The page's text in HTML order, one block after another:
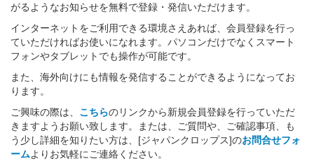
がるようなお知らせを無料で登録・発信いただけます。
インターネットをご利用できる環境さえあれば、会員登録を行っ
ていただければお使いになれます。パソコンだけでなくスマート
フォンやタブレットでも操作が可能です。
また、海外向けにも情報を発信することができるようになってお
ります。
ご興味の際は、 こちらのリンクから新規会員登録を行っていただ
きますようお願い致します。または、ご質問や、ご確認事項、も
う少し詳細を知りたい方は、[ジャパンクロップス]のお問合せフォ
ームよりお気軽にご連絡ください。